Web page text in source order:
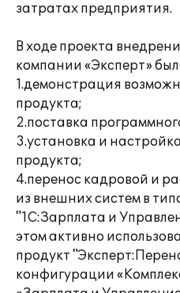
затратах предприятия.
В ходе проекта
компании «Эксперт»
1.демонстрация
продукта;
2.поставка
3.установка и
продукта;
4.перенос кадровой и
из внешних систем в
"1С:Зарплата и
этом активно
продукт
конфигурации